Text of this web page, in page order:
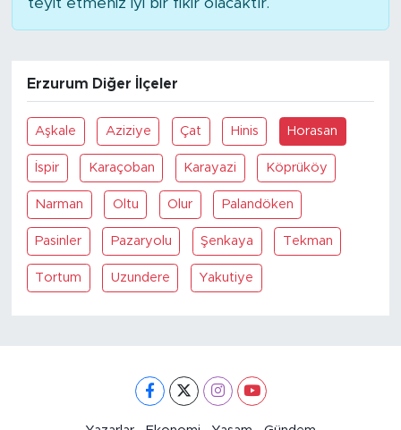
teyit etmeniz iyi bir fikir olacaktır.
Erzurum Diğer İlçeler
Aşkale Aziziye Çat Hinis Horasan
İspir Karaçoban Karayazi Köprüköy
Narman Oltu Olur Palandöken
Pasinler Pazaryolu Şenkaya Tekman
Tortum Uzundere Yakutiye